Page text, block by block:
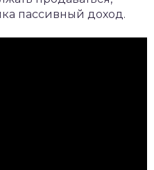
пассивный доход.